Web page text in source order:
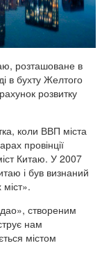
розташоване в
в бухту Желтого
розвитку
коли ВВП міста
провінції
Китаю. У 2007
і був визнаний
створеним
нам
містом